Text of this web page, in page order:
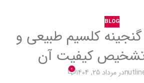
BLOG
کلسیم طبیعی و
تشخیص کیفیت آن
در مرداد 25, 1404 0